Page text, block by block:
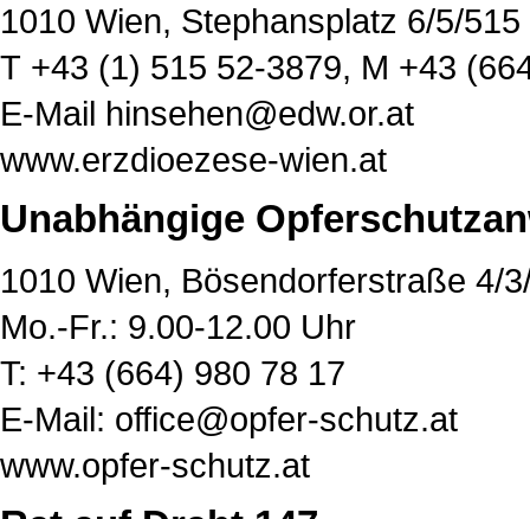
1010 Wien, Stephansplatz 6/5/515
T +43 (1) 515 52-3879, M +43
E-Mail hinsehen@edw.or.at
www.erzdioezese-wien.at
Unabhängige
1010 Wien, Bösendorferstraße 4/
Mo.-Fr.: 9.00-12.00 Uhr
T: +43 (664) 980 78 17
E-Mail: office@opfer-schutz.at
www.opfer-schutz.at